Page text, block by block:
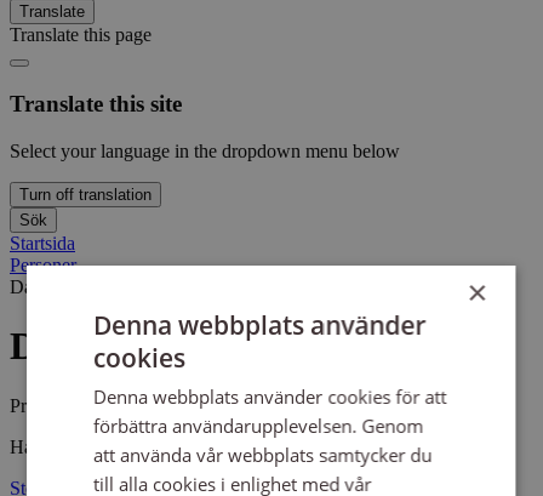
Translate
Translate this page
Translate this site
Select your language in the dropdown menu below
Turn off translation
Sök
Startsida
Personer
Daniela Ibanez
Daniela Ibanez
Projektledare
Handledning av deltagare som arbetstränar.
Stockholm
×
Denna webbplats använder
cookies
Denna webbplats använder cookies för att
förbättra användarupplevelsen. Genom
att använda vår webbplats samtycker du
till alla cookies i enlighet med vår